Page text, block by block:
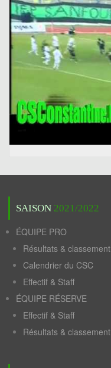
SAISON 2021/2022
ÉQUIPE PRO
Résultats & classement
Calendrier du CSC
Effectif & Staff
ÉQUIPE RÉSERVE
Effectif & Staff
Résultats & classement